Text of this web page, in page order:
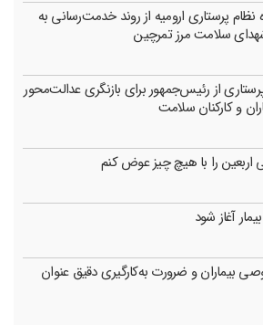
پرستاری ارومیه از روند خدمت‌رسانی به
سلامت مرز تمرچین
از رئیس‌جمهور برای بازنگری عدالت‌محور
و کارکنان سلامت
را با هیچ چیز عوض کنم
آغاز شود
بیماران و ضرورت به‌کارگیری دقیق عنوان